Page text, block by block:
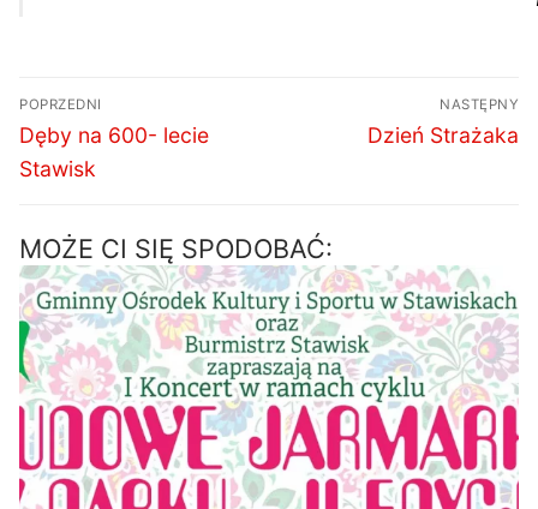
Nawigacja
wpisu
POPRZEDNI
Poprzedni
wpis:
Dęby na 600- lecie
Stawisk
NASTĘPNY
Następny
Dzień Strażaka
MOŻE CI SIĘ SPODOBAĆ: